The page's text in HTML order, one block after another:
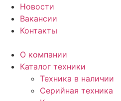
Новости
Вакансии
Контакты
О компании
Каталог техники
Техника в наличии
Серийная техника